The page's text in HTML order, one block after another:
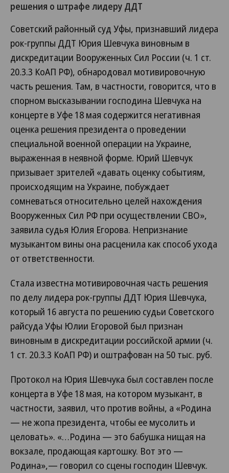
решения о штрафе лидеру ДДТ
Советский районный суд Уфы, признавший лидера
рок-группы ДДТ Юрия Шевчука виновным в
дискредитации Вооруженных Сил России (ч. 1 ст.
20.3.3 КоАП РФ), обнародовал мотивировочную
часть решения. Там, в частности, говорится, что в
спорном высказывании господина Шевчука на
концерте в Уфе 18 мая содержится негативная
оценка решения президента о проведении
специальной военной операции на Украине,
выраженная в неявной форме. Юрий Шевчук
призывает зрителей «давать оценку событиям,
происходящим на Украине, побуждает
сомневаться относительно целей нахождения
Вооруженных Сил РФ при осуществлении СВО»,
заявила судья Юлия Егорова. Непризнание
музыкантом вины она расценила как способ ухода
от ответственности.
Стала известна мотивировочная часть решения
по делу лидера рок-группы ДДТ Юрия Шевчука,
который 16 августа по решению судьи Советского
райсуда Уфы Юлии Егоровой был признан
виновным в дискредитации российской армии (ч.
1 ст. 20.3.3 КоАП РФ) и оштрафован на 50 тыс. руб.
Протокол на Юрия Шевчука был составлен после
концерта в Уфе 18 мая, на котором музыкант, в
частности, заявил, что против войны, а «Родина
— не жопа президента, чтобы ее мусолить и
целовать». «…Родина — это бабушка нищая на
вокзале, продающая картошку. Вот это —
Родина»,— говорил со сцены господин Шевчук.